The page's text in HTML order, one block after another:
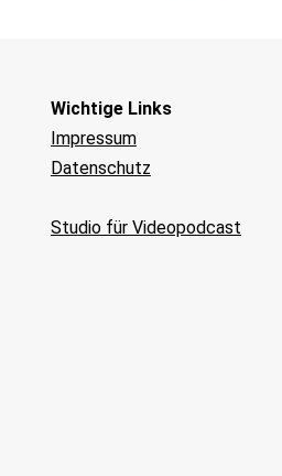
Wichtige Links
Impressum
Datenschutz
Studio für Videopodcast